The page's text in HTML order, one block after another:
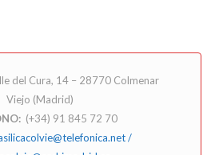
del Cura, 14 – 28770 Colmenar
Viejo (Madrid)
(+34) 91 845 72 70
/